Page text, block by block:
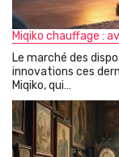
Miqiko chauffage :
Le marché des
innovations ces
Miqiko, qui…